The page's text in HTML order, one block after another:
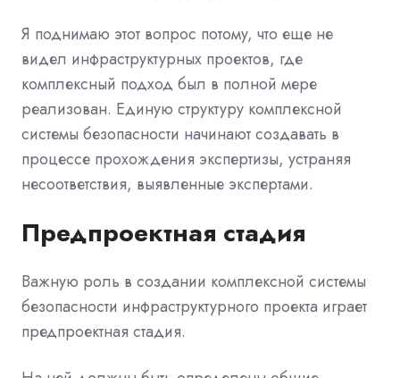
Я поднимаю этот вопрос потому, что еще не
видел инфраструктурных проектов, где
комплексный подход был в полной мере
реализован. Единую структуру комплексной
системы безопасности начинают создавать в
процессе прохождения экспертизы, устраняя
несоответствия, выявленные экспертами.
Предпроектная стадия
Важную роль в создании комплексной системы
безопасности инфраструктурного проекта играет
предпроектная стадия.